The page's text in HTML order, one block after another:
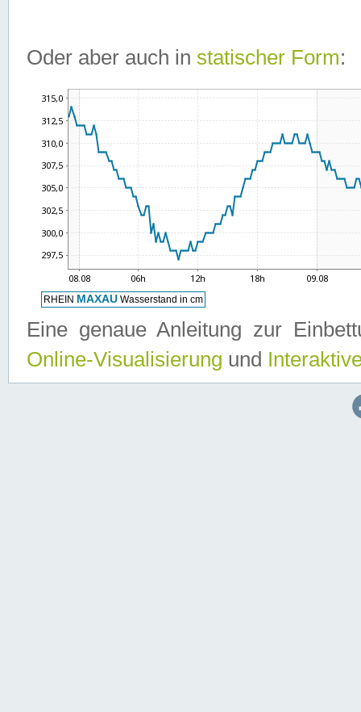
Oder aber auch in statischer Form:
Eine genaue Anleitung zur
Online-Visualisierung und